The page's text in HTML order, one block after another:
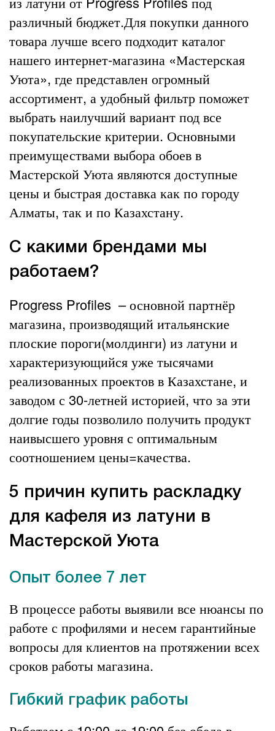
различный бюджет.Для покупки данного
товара лучше всего подходит каталог
нашего интернет-магазина «Мастерская
Уюта», где представлен огромный
ассортимент, а удобный фильтр поможет
выбрать наилучший вариант под все
покупательские критерии. Основными
преимуществами выбора обоев в
Мастерской Уюта являются доступные
цены и быстрая доставка как по городу
Алматы, так и по Казахстану.
С какими брендами мы
работаем?
Progress Profiles – основной партнёр
магазина, производящий итальянские
плоские пороги(молдинги) из латуни и
характеризующийся уже тысячами
реализованных проектов в Казахстане, и
заводом с 30-летней историей, что за эти
долгие годы позволило получить продукт
наивысшего уровня с оптимальным
соотношением цены=качества.
5 причин купить раскладку
для кафеля из латуни в
Мастерской Уюта
Опыт более 7 лет
В процессе работы выявили все нюансы по
работе с профилями и несем гарантийные
вопросы для клиентов на протяжении всех
сроков работы магазина.
Гибкий график работы